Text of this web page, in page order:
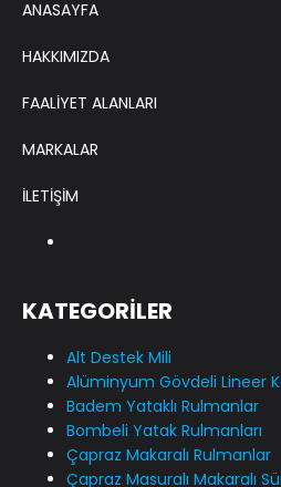
ANASAYFA
HAKKIMIZDA
FAALİYET ALANLARI
MARKALAR
İLETİŞİM
KATEGORİLER
Alt Destek Mili
Alüminyum Gövdeli Lineer
Badem Yataklı Rulmanlar
Bombeli Yatak Rulmanları
Çapraz Makaralı Rulmanlar
Çapraz Masuralı Makaralı